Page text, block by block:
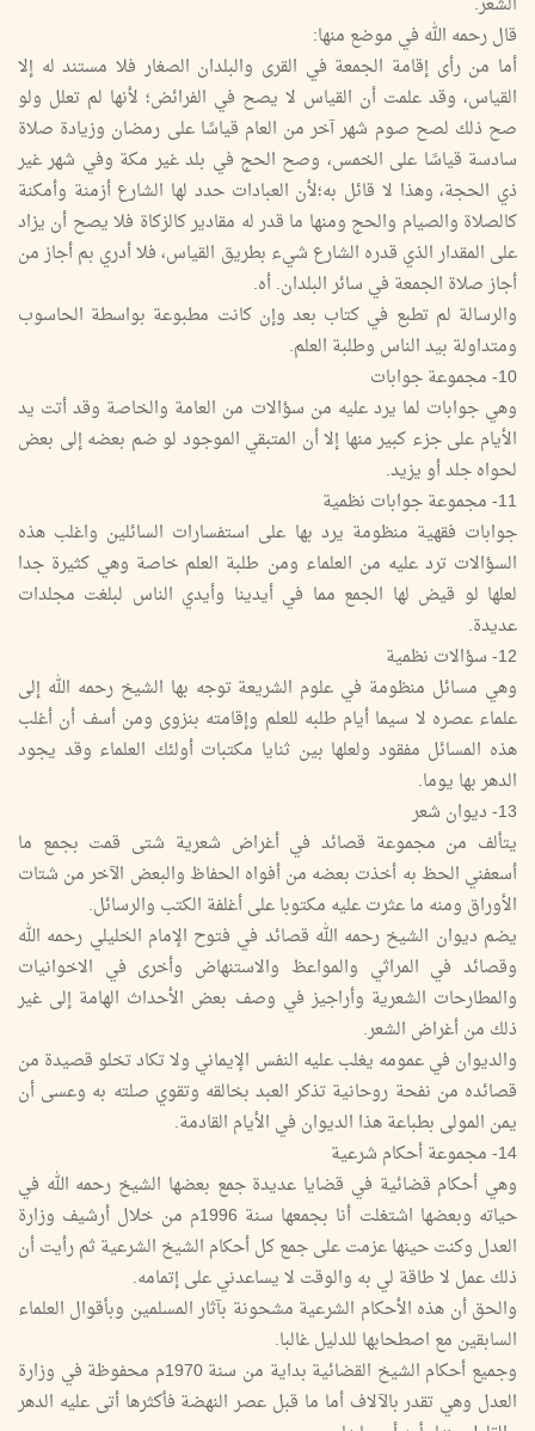
قال رحمه الله في موضع منها:
أما من رأى إقامة الجمعة في القرى والبلدان الصغار فلا مستند له إلا
القياس، وقد علمت أن القياس لا يصح في الفرائض؛ لأنها لم تعلل ولو
صح ذلك لصح صوم شهر آخر من العام قياسًا على رمضان وزيادة صلاة
سادسة قياسًا على الخمس، وصح الحج في بلد غير مكة وفي شهر غير
ذي الحجة، وهذا لا قائل به؛لأن العبادات حدد لها الشارع أزمنة وأمكنة
كالصلاة والصيام والحج ومنها ما قدر له مقادير كالزكاة فلا يصح أن يزاد
على المقدار الذي قدره الشارع شيء بطريق القياس، فلا أدري بم أجاز من
أجاز صلاة الجمعة في سائر البلدان. أه.
والرسالة لم تطبع في كتاب بعد وإن كانت مطبوعة بواسطة الحاسوب
ومتداولة بيد الناس وطلبة العلم.
10- مجموعة جوابات
وهي جوابات لما يرد عليه من سؤالات من العامة والخاصة وقد أتت يد
الأيام على جزء كبير منها إلا أن المتبقي الموجود لو ضم بعضه إلى بعض
لحواه جلد أو يزيد.
11- مجموعة جوابات نظمية
جوابات فقهية منظومة يرد بها على استفسارات السائلين واغلب هذه
السؤالات ترد عليه من العلماء ومن طلبة العلم خاصة وهي كثيرة جدا
لعلها لو قيض لها الجمع مما في أيدينا وأيدي الناس لبلغت مجلدات
عديدة.
12- سؤالات نظمية
وهي مسائل منظومة في علوم الشريعة توجه بها الشيخ رحمه الله إلى
علماء عصره لا سيما أيام طلبه للعلم وإقامته بنزوى ومن أسف أن أغلب
هذه المسائل مفقود ولعلها بين ثنايا مكتبات أولئك العلماء وقد يجود
الدهر بها يوما.
13- ديوان شعر
يتألف من مجموعة قصائد في أغراض شعرية شتى قمت بجمع ما
أسعفني الحظ به أخذت بعضه من أفواه الحفاظ والبعض الآخر من شتات
الأوراق ومنه ما عثرت عليه مكتوبا على أغلفة الكتب والرسائل.
يضم ديوان الشيخ رحمه الله قصائد في فتوح الإمام الخليلي رحمه الله
وقصائد في المراثي والمواعظ والاستنهاض وأخرى في الاخوانيات
والمطارحات الشعرية وأراجيز في وصف بعض الأحداث الهامة إلى غير
ذلك من أغراض الشعر.
والديوان في عمومه يغلب عليه النفس الإيماني ولا تكاد تخلو قصيدة من
قصائده من نفحة روحانية تذكر العبد بخالقه وتقوي صلته به وعسى أن
يمن المولى بطباعة هذا الديوان في الأيام القادمة.
14- مجموعة أحكام شرعية
وهي أحكام قضائية في قضايا عديدة جمع بعضها الشيخ رحمه الله في
حياته وبعضها اشتغلت أنا بجمعها سنة 1996م من خلال أرشيف وزارة
العدل وكنت حينها عزمت على جمع كل أحكام الشيخ الشرعية ثم رأيت أن
ذلك عمل لا طاقة لي به والوقت لا يساعدني على إتمامه.
والحق أن هذه الأحكام الشرعية مشحونة بآثار المسلمين وبأقوال العلماء
السابقين مع اصطحابها للدليل غالبا.
وجميع أحكام الشيخ القضائية بداية من سنة 1970م محفوظة في وزارة
العدل وهي تقدر بالآلاف أما ما قبل عصر النهضة فأكثرها أتى عليه الدهر